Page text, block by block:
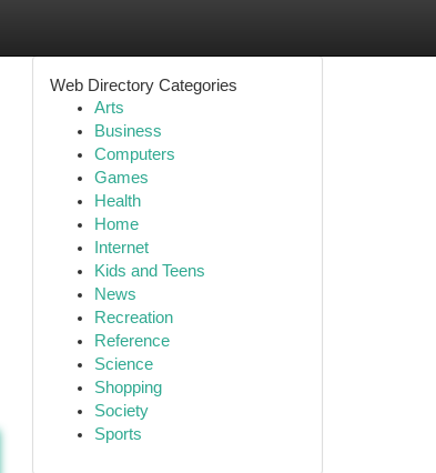
Web Directory Categories
Arts
Business
Computers
Games
Health
Home
Internet
Kids and Teens
News
Recreation
Reference
Science
Shopping
Society
Sports